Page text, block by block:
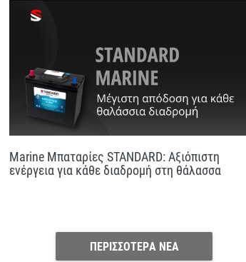
Marine Μπαταρίες STANDARD: Αξιόπιστη
ενέργεια για κάθε διαδρομή στη θάλασσα
ΠΕΡΙΣΣΟΤΕΡΑ ΝΕΑ